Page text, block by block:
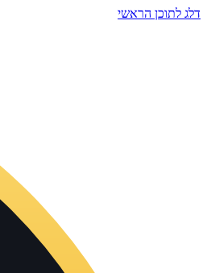
דלג לתוכן הראשי